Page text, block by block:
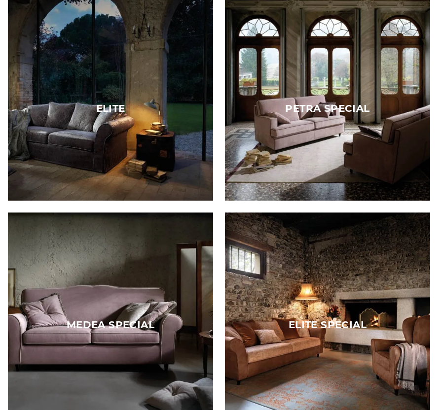
ELITE PETRA SPECIAL
MEDEA SPECIAL ELITE SPECIAL